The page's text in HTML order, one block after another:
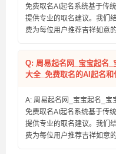
免费取名AI起名系统基于传
提供专业的取名建议。我们
费为每位用户推荐吉祥如意
Q: 周易起名网_宝宝起名
大全_免费取名的AI起名和
A: 周易起名网_宝宝起名_宝
免费取名AI起名系统基于传
提供专业的取名建议。我们
费为每位用户推荐吉祥如意